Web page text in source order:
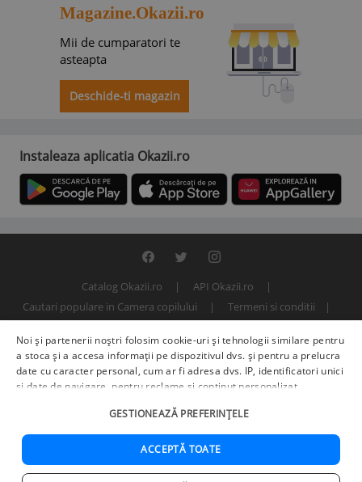
Magazine.Okazii.ro
Mii de cumparatori te
asteapta
Deschide-ti magazin
Instaleaza aplicatia Okazii.ro
Catalog Okazii.ro
API Okazii.ro
Cautari populare in Camera copilului
Termeni si conditii
© 2000 - 2026 S.C. BITFACTOR S.R.L.
Noi și partenerii noștri folosim cookie-uri și tehnologii similare pentru
a stoca și a accesa informații pe dispozitivul dvs. și pentru a prelucra
date cu caracter personal, cum ar fi adresa dvs. IP, identificatori unici
și date de navigare, pentru reclame și conținut personalizat,
îmbunătățirea serviciilor.Furnizori terți (225)pot, de asemenea,
prelucra datele dvs. în aceste și alte scopuri, inclusiv folosind date
precise de geolocalizare și caracteristici ale dispozitivului. Opțiunile
dvs. se aplică doar acestui site web. Unii furnizori se pot baza pe
interes legitim în loc de consimțământ; aveți dreptul să vă opuneți în
GESTIONEAZĂ PREFERINȚELE
ACCEPTĂ TOATE